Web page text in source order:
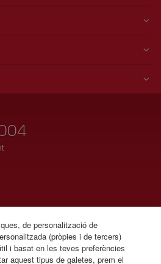
de personalització de
(pròpies i de tercers)
i basat en les teves preferències
aquest tipus de galetes, prem el